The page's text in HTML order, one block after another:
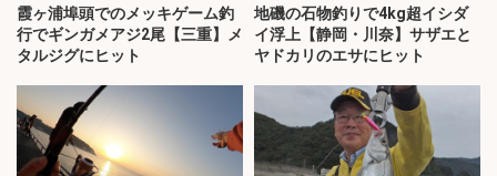
霞ヶ浦埠頭でのメッキゲーム釣
行でギンガメアジ2尾【三重】メ
タルジグにヒット
地磯の石物釣りで4kg超イシダ
イ浮上【静岡・川奈】サザエと
ヤドカリのエサにヒット